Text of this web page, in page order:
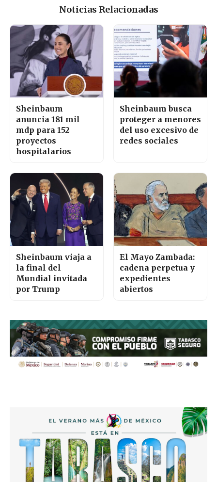
Noticias Relacionadas
Sheinbaum
anuncia 181 mil
mdp para 152
proyectos
hospitalarios
Sheinbaum busca
proteger a menores
del uso excesivo de
redes sociales
Sheinbaum viaja a
la final del
Mundial invitada
por Trump
El Mayo Zambada:
cadena perpetua y
expedientes
abiertos